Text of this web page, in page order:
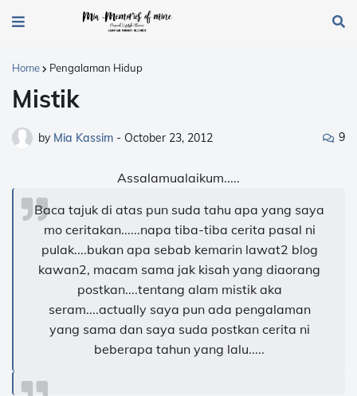
Home Pengalaman Hidup
Mistik
by Mia Kassim - October 23, 2012 9
Assalamualaikum.....
Baca tajuk di atas pun suda tahu apa yang saya
mo ceritakan......napa tiba-tiba cerita pasal ni
pulak....bukan apa sebab kemarin lawat2 blog
kawan2, macam sama jak kisah yang diaorang
postkan....tentang alam mistik aka
seram.... actually saya pun ada pengalaman
yang sama dan saya suda postkan cerita ni
beberapa tahun yang lalu.....